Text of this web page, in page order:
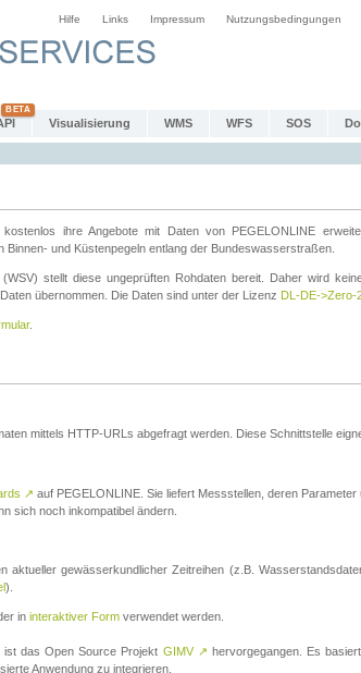
Hilfe Links Impressum Nutzungsbedingungen
Visualisierung WMS WFS SOS
ihre Angebote mit Daten von PEGELONLINE
und Küstenpegeln entlang der Bundeswasserstraßen.
stellt diese ungeprüften Rohdaten bereit. Daher wird
übernommen. Die Daten sind unter der Lizenz DL-DE->Zero-
.
mittels HTTP-URLs abgefragt werden. Diese Schnittstelle
↗ auf PEGELONLINE. Sie liefert Messstellen, deren
sich noch inkompatibel ändern.
aktueller gewässerkundlicher Zeitreihen (z.B.
).
in interaktiver Form verwendet werden.
ist das Open Source Projekt GIMV ↗ hervorgegangen. Es
Anwendung zu integrieren.